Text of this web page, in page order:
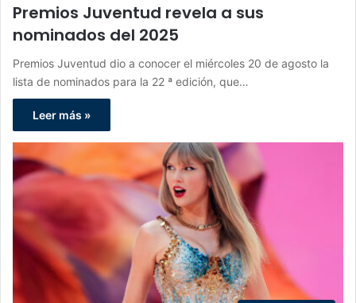
Premios Juventud revela a sus
nominados del 2025
Premios Juventud dio a conocer el miércoles 20 de agosto la
lista de nominados para la 22 ª edición, que…
Leer más »